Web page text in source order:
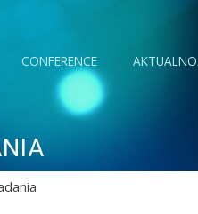
CONFERENCE